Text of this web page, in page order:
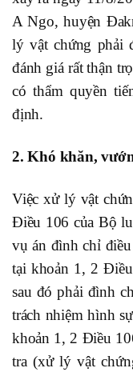
A Ngo, huyện
lý vật chứng phải
đánh giá rất thận
có thẩm quyền
định.
2. Khó khăn,
Việc xử lý vật
Điều 106 của Bộ
vụ án đình chỉ
tại khoản 1, 2
sau đó phải đình
trách nhiệm hình
khoản 1, 2 Điều
tra (xử lý vật